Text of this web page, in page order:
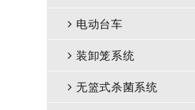
电动台车
装卸笼系统
无篮式杀菌系统